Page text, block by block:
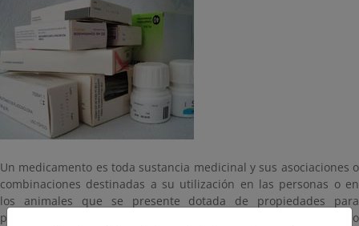
Un medicamento es toda sustancia medicinal y sus asociaciones o
combinaciones destinadas a su utilización en las personas o en
los animales que se presente dotada de propiedades para
prevenir, diagnosticar, tratar, aliviar o curar enfermedades o